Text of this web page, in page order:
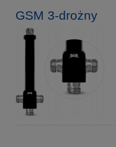
GSM 3-drożny